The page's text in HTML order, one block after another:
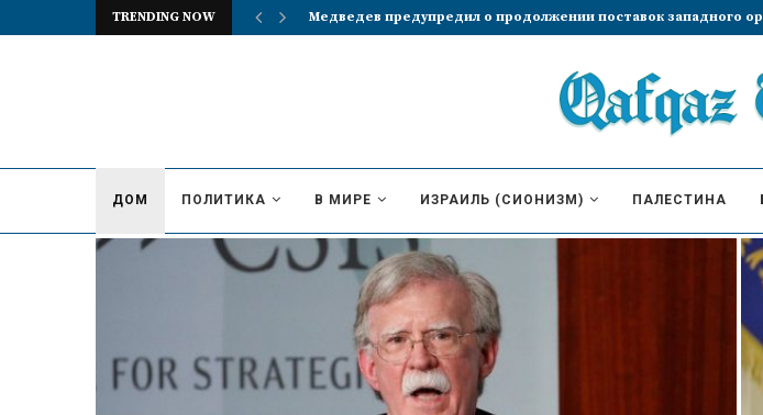
TRENDING NOW Реакция британцев на избрание Лиз Трасс премьер-министром
ДОМ ПОЛИТИКА В МИРЕ ИЗРАИЛЬ (СИОНИЗМ) ПАЛЕСТИНА